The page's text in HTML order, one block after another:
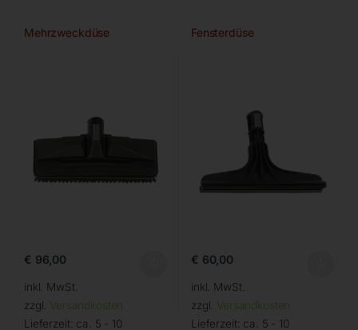
Mehrzweckdüse
€ 96,00
inkl. MwSt.
zzgl. Versandkosten
Lieferzeit: ca. 5 - 10
Fensterdüse
€ 60,00
inkl. MwSt.
zzgl. Versandkosten
Lieferzeit: ca. 5 - 10